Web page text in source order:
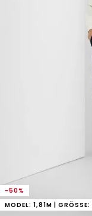
-50%
MODEL: 1,81M | GRÖSSE: